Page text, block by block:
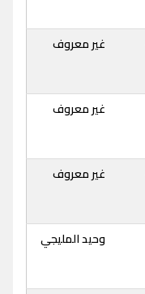
غير معروف
غير معروف
غير معروف
وحيد المليجي